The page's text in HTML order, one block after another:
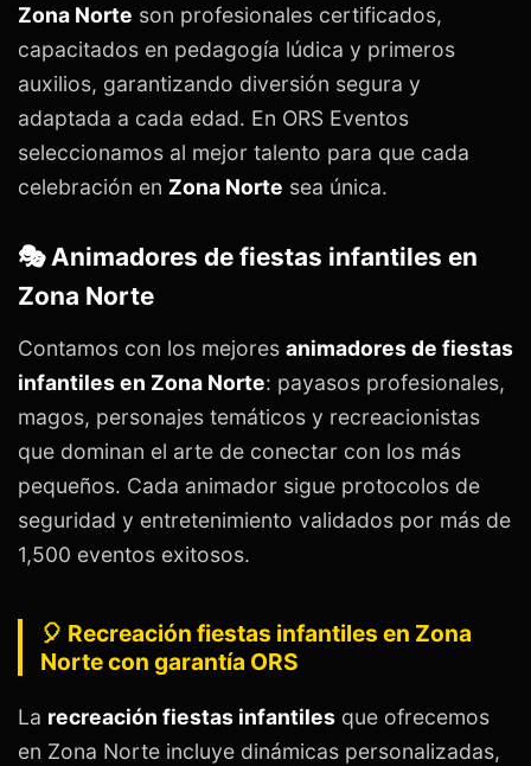
Zona Norte son profesionales certificados,
capacitados en pedagogía lúdica y primeros
auxilios, garantizando diversión segura y
adaptada a cada edad. En ORS Eventos
seleccionamos al mejor talento para que cada
celebración en Zona Norte sea única.
🎭 Animadores de fiestas infantiles en
Zona Norte
Contamos con los mejores animadores de fiestas
infantiles en Zona Norte: payasos profesionales,
magos, personajes temáticos y recreacionistas
que dominan el arte de conectar con los más
pequeños. Cada animador sigue protocolos de
seguridad y entretenimiento validados por más de
1,500 eventos exitosos.
🎈 Recreación fiestas infantiles en Zona
Norte con garantía ORS
La recreación fiestas infantiles que ofrecemos
en Zona Norte incluye dinámicas personalizadas,